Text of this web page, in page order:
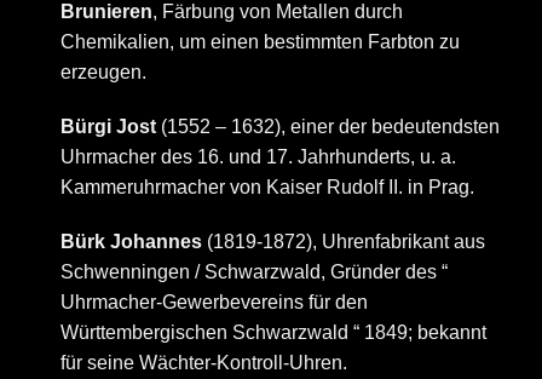
Brunieren, Färbung von Metallen durch
Chemikalien, um einen bestimmten Farbton zu
erzeugen.
Bürgi Jost (1552 – 1632), einer der bedeutendsten
Uhrmacher des 16. und 17. Jahrhunderts, u. a.
Kammeruhrmacher von Kaiser Rudolf II. in Prag.
Bürk Johannes (1819-1872), Uhrenfabrikant aus
Schwenningen / Schwarzwald, Gründer des “
Uhrmacher-Gewerbevereins für den
Württembergischen Schwarzwald “ 1849; bekannt
für seine Wächter-Kontroll-Uhren.